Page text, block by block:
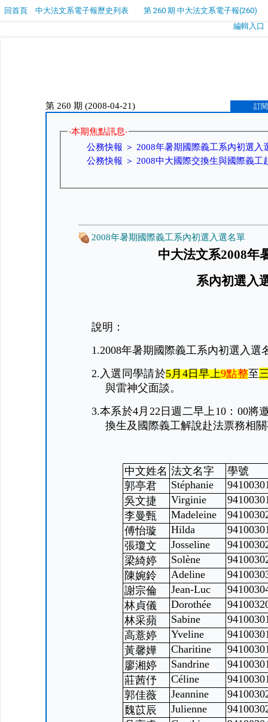
回首頁 中大法文系電子報歷史列表
第 260 期 中大法文系電子報(260)
編輯入口